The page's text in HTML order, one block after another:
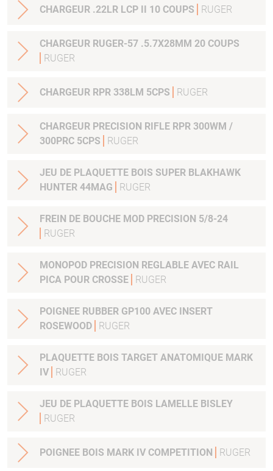
CHARGEUR .22LR LCP II 10 COUPS RUGER
CHARGEUR RUGER-57 .5.7X28MM 20 COUPS
RUGER
CHARGEUR RPR 338LM 5CPS RUGER
CHARGEUR PRECISION RIFLE RPR 300WM /
300PRC 5CPS
RUGER
JEU DE PLAQUETTE BOIS SUPER BLAKHAWK
HUNTER 44MAG
RUGER
FREIN DE BOUCHE MOD PRECISION 5/8-24
RUGER
MONOPOD PRECISION REGLABLE AVEC RAIL
PICA POUR CROSSE
RUGER
POIGNEE RUBBER GP100 AVEC INSERT
ROSEWOOD
RUGER
PLAQUETTE BOIS TARGET ANATOMIQUE MARK
IV
RUGER
JEU DE PLAQUETTE BOIS LAMELLE BISLEY
RUGER
POIGNEE BOIS MARK IV COMPETITION RUGER